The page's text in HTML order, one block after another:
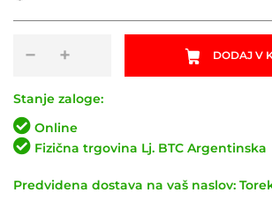
−
nahrbtnik
Raptor
14
Black
količina
+ DODAJ V
Stanje zaloge:
Online
Fizična trgovina Lj. BTC Argentinska
Predvidena dostava na vaš naslov: